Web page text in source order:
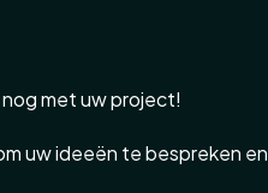
met uw project!
uw ideeën te bespreken